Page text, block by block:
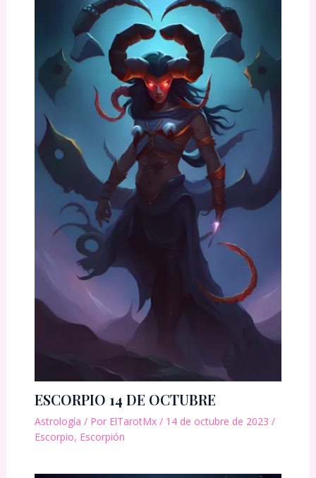
ESCORPIO 14 DE OCTUBRE
Astrología / Por ElTarotMx / 14 de octubre de 2023 /
Escorpio, Escorpión